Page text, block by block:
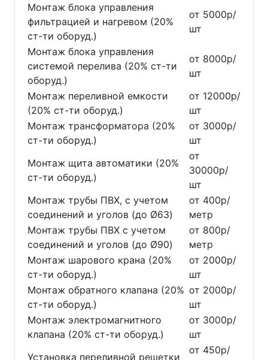
Монтаж блока управления
фильтрацией и нагревом (20%
ст-ти оборуд.)
от 5000р/
шт
Монтаж блока управления
системой перелива (20% ст-ти
оборуд.)
от 8000р/
шт
Монтаж переливной емкости
(20% ст-ти оборуд.)
от 12000р/
шт
Монтаж трансформатора (20%
ст-ти оборуд.)
от 3000р/
шт
Монтаж щита автоматики (20%
ст-ти оборуд.)
от
30000р/
шт
Монтаж трубы ПВХ, с учетом
соединений и уголов (до Ø63)
от 400р/
метр
Монтаж трубы ПВХ с учетом
соединений и уголов (до Ø90)
от 800р/
метр
Монтаж шарового крана (20%
ст-ти оборуд.)
от 2000р/
шт
Монтаж обратного клапана (20%
ст-ти оборуд.)
от 2000р/
шт
Монтаж электромагнитного
клапана (20% ст-ти оборуд.)
от 3000р/
шт
Установка переливной решетки
от 450р/